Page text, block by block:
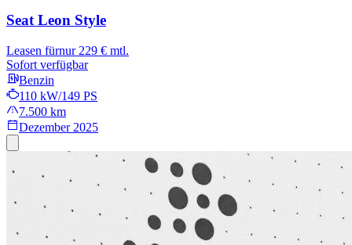
Seat Leon Style
Leasen fürnur 229 € mtl.
Sofort verfügbar
Benzin
110 kW/149 PS
7.500 km
Dezember 2025